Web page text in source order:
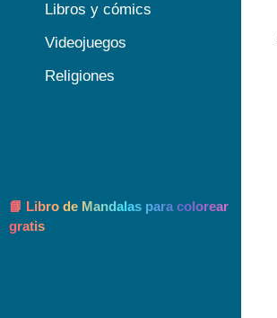
Libros y cómics
Videojuegos
Religiones
📘 Libro de Mandalas para colorear
gratis